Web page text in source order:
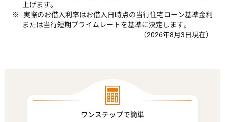
上げます。
実際のお借入利率はお借入日時点の当行住宅ローン基準金利
または当行短期プライムレートを基準に決定します。
（2026年8月3日現在）